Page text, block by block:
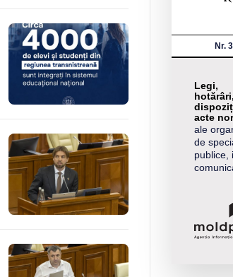
Nr.
Legi,
acte
ale
de
publice,